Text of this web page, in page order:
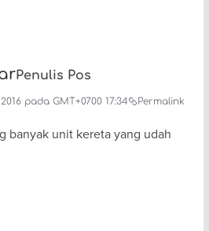
Penulis Pos
pada GMT+0700 17:34 Permalink
banyak unit kereta yang udah